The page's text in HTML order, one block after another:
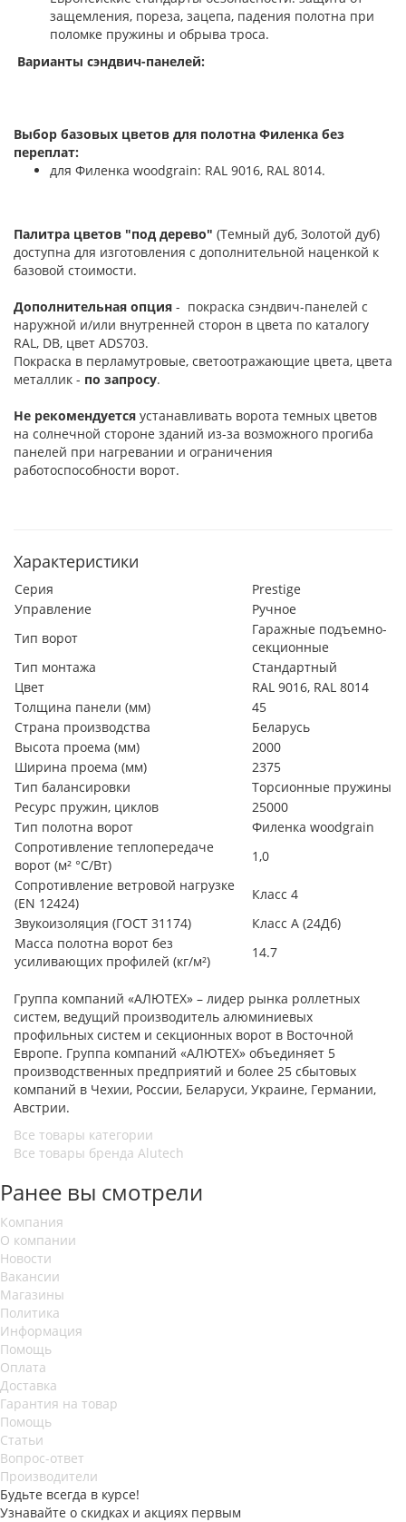
защемления, пореза, зацепа, падения полотна при
поломке пружины и обрыва троса.
Варианты сэндвич-панелей:
Выбор базовых цветов для полотна Филенка без
переплат:
для Филенка woodgrain: RAL 9016, RAL 8014.
Палитра цветов "под дерево" (Темный дуб, Золотой дуб)
доступна для изготовления с дополнительной наценкой к
базовой стоимости.
Дополнительная опция - покраска сэндвич-панелей с
наружной и/или внутренней сторон в цвета по каталогу
RAL, DB, цвет ADS703.
Покраска в перламутровые, светоотражающие цвета, цвета
металлик - по запросу.
Не рекомендуется устанавливать ворота темных цветов
на солнечной стороне зданий из-за возможного прогиба
панелей при нагревании и ограничения
работоспособности ворот.
Характеристики
Серия
Prestige
Управление
Ручное
Тип ворот
Гаражные подъемно-
секционные
Тип монтажа
Стандартный
Цвет
RAL 9016, RAL 8014
Толщина панели (мм)
45
Страна производства
Беларусь
Высота проема (мм)
2000
Ширина проема (мм)
2375
Тип балансировки
Торсионные пружины
Ресурс пружин, циклов
25000
Тип полотна ворот
Филенка woodgrain
Сопротивление теплопередаче
ворот (м² °С/Вт)
1,0
Сопротивление ветровой нагрузке
(EN 12424)
Класс 4
Звукоизоляция (ГОСТ 31174)
Класс А (24Дб)
Масса полотна ворот без
усиливающих профилей (кг/м²)
14.7
Группа компаний «АЛЮТЕХ» – лидер рынка роллетных
систем, ведущий производитель алюминиевых
профильных систем и секционных ворот в Восточной
Европе. Группа компаний «АЛЮТЕХ» объединяет 5
производственных предприятий и более 25 сбытовых
компаний в Чехии, России, Беларуси, Украине, Германии,
Австрии.
Все товары категории
Все товары бренда Alutech
Ранее вы смотрели
Компания
О компании
Новости
Вакансии
Магазины
Политика
Информация
Помощь
Оплата
Доставка
Гарантия на товар
Помощь
Статьи
Вопрос-ответ
Производители
Будьте всегда в курсе!
Узнавайте о скидках и акциях первым